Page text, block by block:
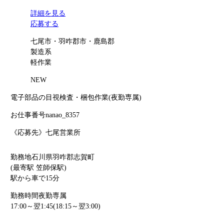
詳細を見る
応募する
七尾市・羽咋郡市・鹿島郡
製造系
軽作業
NEW
電子部品の目視検査・梱包作業(夜勤専属)
お仕事番号nanao_8357
《応募先》七尾営業所
勤務地石川県羽咋郡志賀町
(最寄駅 笠師保駅)
駅から車で15分
勤務時間夜勤専属
17:00～翌1:45(18:15～翌3:00)